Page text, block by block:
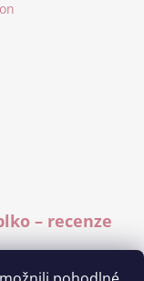
– recenze